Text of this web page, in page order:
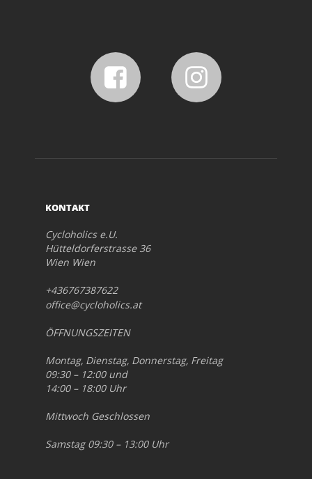
KONTAKT
Cycloholics e.U.
Hütteldorferstrasse 36
Wien Wien
+436767387622
office@cycloholics.at
ÖFFNUNGSZEITEN
Montag, Dienstag, Donnerstag, Freitag
09:30 – 12:00 und
14:00 – 18:00 Uhr
Mittwoch Geschlossen
Samstag 09:30 – 13:00 Uhr